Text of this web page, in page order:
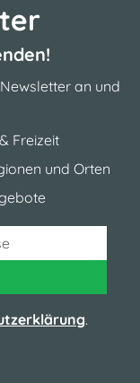
an und
Freizeit
und Orten
.